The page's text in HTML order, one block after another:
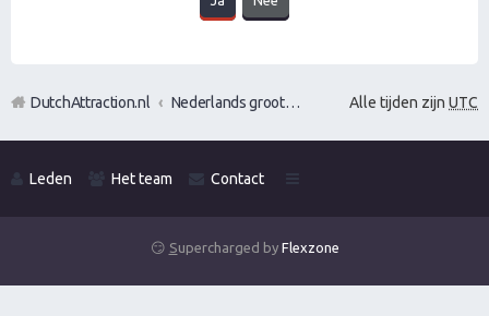
Alle tijden zijn UTC
DutchAttraction.nl Nederlands grootste Dutch Attraction, Lifestyle, Vrouwen versieren en Pick-Up (PUA) Forum
Leden Het team Contact
😏 Supercharged by Flexzone